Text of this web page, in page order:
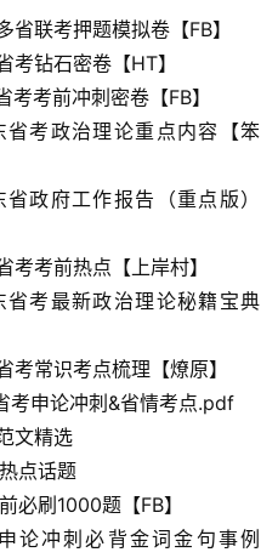
联考押题模拟卷【FB】
钻石密卷【HT】
考前冲刺密卷【FB】
考政治理论重点内容【笨
政府工作报告（重点版）
考前热点【上岸村】
考最新政治理论秘籍宝典
常识考点梳理【燎原】
申论冲刺&省情考点.pdf
文精选
点话题
刷1000题【FB】
冲刺必背金词金句事例